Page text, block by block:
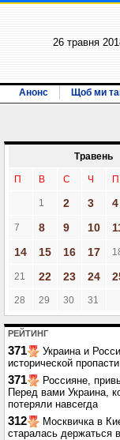
26 травня
Анонс Щоб ми
Травень
П В С Ч П
1 2 3 4
7 8 9 10
14
15 16 17
21 22 23 24
28 29 30 31
РЕЙТИНГ
371
Украина и
исторической пропасти
371
Россияне,
Перед вами Украина,
потеряли навсегда
312
Москвичка в
старалась держаться